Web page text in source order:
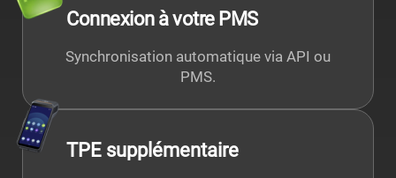
Connexion à votre PMS
Synchronisation automatique via API ou
PMS.
TPE supplémentaire